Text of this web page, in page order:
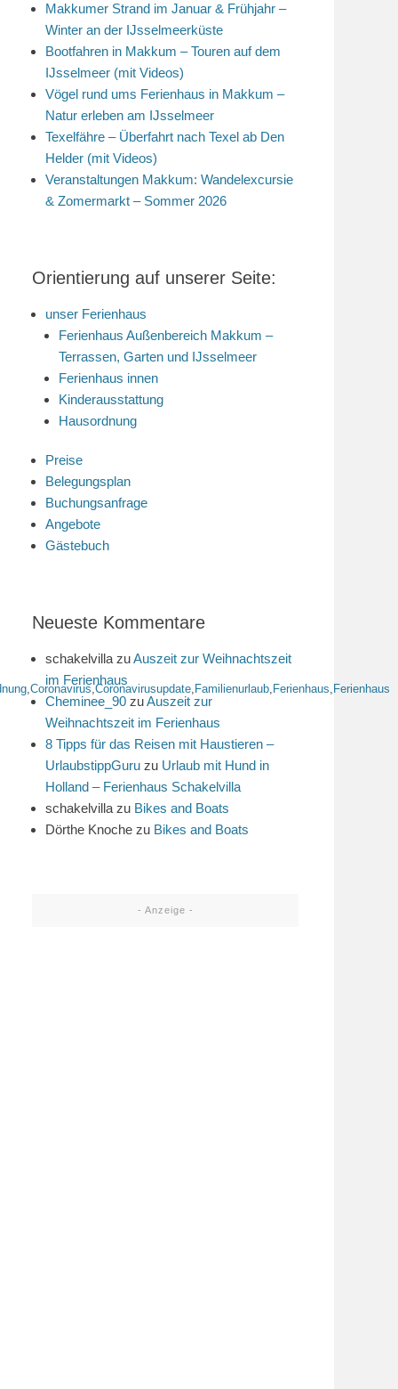
,Coronavirus,Coronavirusupdate, Familienurlaub, Ferienhaus, Ferienhaus
Makkumer Strand im Januar & Frühjahr –
Winter an der IJsselmeerküste
Bootfahren in Makkum – Touren auf dem
IJsselmeer (mit Videos)
Vögel rund ums Ferienhaus in Makkum –
Natur erleben am IJsselmeer
Texelfähre – Überfahrt nach Texel ab Den
Helder (mit Videos)
Veranstaltungen Makkum: Wandelexcursie
& Zomermarkt – Sommer 2026
Orientierung auf unserer Seite:
unser Ferienhaus
Ferienhaus Außenbereich Makkum –
Terrassen, Garten und IJsselmeer
Ferienhaus innen
Kinderausstattung
Hausordnung
Preise
Belegungsplan
Buchungsanfrage
Angebote
Gästebuch
Neueste Kommentare
schakelvilla zuAuszeit zur Weihnachtszeit
im Ferienhaus
Cheminee_90 zuAuszeit zur
Weihnachtszeit im Ferienhaus
8 Tipps für das Reisen mit Haustieren –
UrlaubstippGuru zu Urlaub mit Hund in
Holland – Ferienhaus Schakelvilla
schakelvilla zu Bikes and Boats
Dörthe Knoche zu Bikes and Boats
- Anzeige -